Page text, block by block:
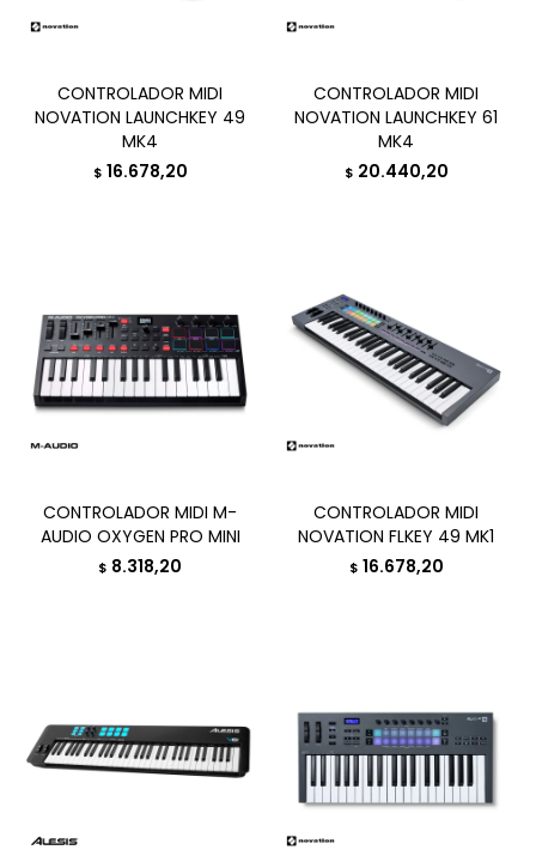
CONTROLADOR MIDI
NOVATION LAUNCHKEY 49
MK4
$ 16.678,20
CONTROLADOR MIDI
NOVATION LAUNCHKEY 61
MK4
$ 20.440,20
CONTROLADOR MIDI M-
AUDIO OXYGEN PRO MINI
$ 8.318,20
CONTROLADOR MIDI
NOVATION FLKEY 49 MK1
$ 16.678,20